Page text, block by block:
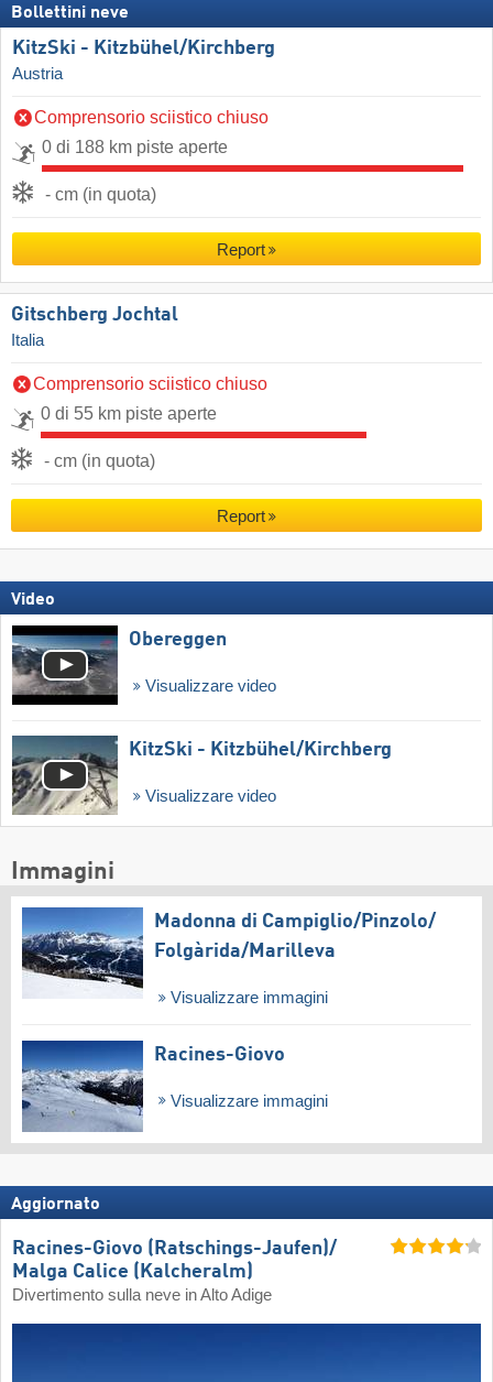
Bollettini neve
KitzSki - Kitzbühel/​Kirchberg
Austria
Comprensorio sciistico chiuso
0 di 188 km piste aperte
- cm (in quota)
Report
Gitschberg Jochtal
Italia
Comprensorio sciistico chiuso
0 di 55 km piste aperte
- cm (in quota)
Report
Video
Obereggen
Visualizzare video
KitzSki - Kitzbühel/​Kirchberg
Visualizzare video
Immagini
Madonna di Campiglio/​Pinzolo/​
Folgàrida/​Marilleva
Visualizzare immagini
Racines-Giovo
Visualizzare immagini
Aggiornato
Racines-Giovo (Ratschings-Jaufen)/​
Malga Calice (Kalcheralm)
Divertimento sulla neve in Alto Adige